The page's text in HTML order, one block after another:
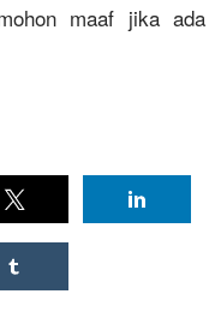
maaf jika ada